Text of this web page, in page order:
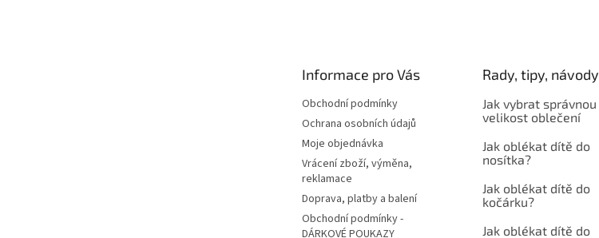
Informace pro Vás
Obchodní podmínky
Ochrana osobních údajů
Moje objednávka
Vrácení zboží, výměna,
reklamace
Doprava, platby a balení
Obchodní podmínky -
DÁRKOVÉ POUKAZY
Rady, tipy, návody
Jak vybrat správnou
velikost oblečení
Jak oblékat dítě do
nosítka?
Jak oblékat dítě do
kočárku?
Jak oblékat dítě do